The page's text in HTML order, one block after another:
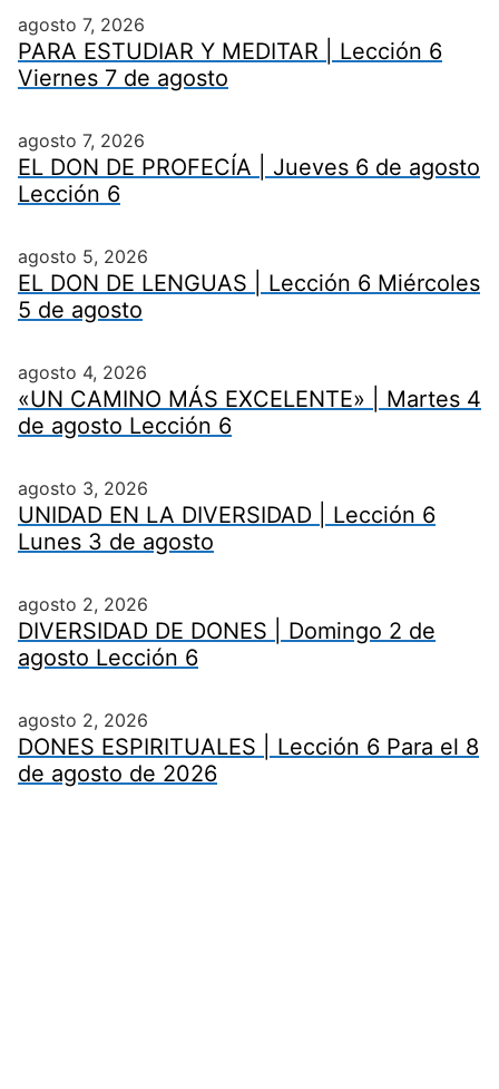
agosto 7, 2026
PARA ESTUDIAR Y MEDITAR | Lección 6
Viernes 7 de agosto
agosto 7, 2026
EL DON DE PROFECÍA | Jueves 6 de agosto
Lección 6
agosto 5, 2026
EL DON DE LENGUAS | Lección 6 Miércoles
5 de agosto
agosto 4, 2026
«UN CAMINO MÁS EXCELENTE» | Martes 4
de agosto Lección 6
agosto 3, 2026
UNIDAD EN LA DIVERSIDAD | Lección 6
Lunes 3 de agosto
agosto 2, 2026
DIVERSIDAD DE DONES | Domingo 2 de
agosto Lección 6
agosto 2, 2026
DONES ESPIRITUALES | Lección 6 Para el 8
de agosto de 2026